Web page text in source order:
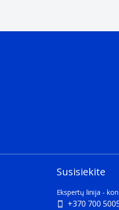
Susisiekite
Ekspertų linija -
+370 700